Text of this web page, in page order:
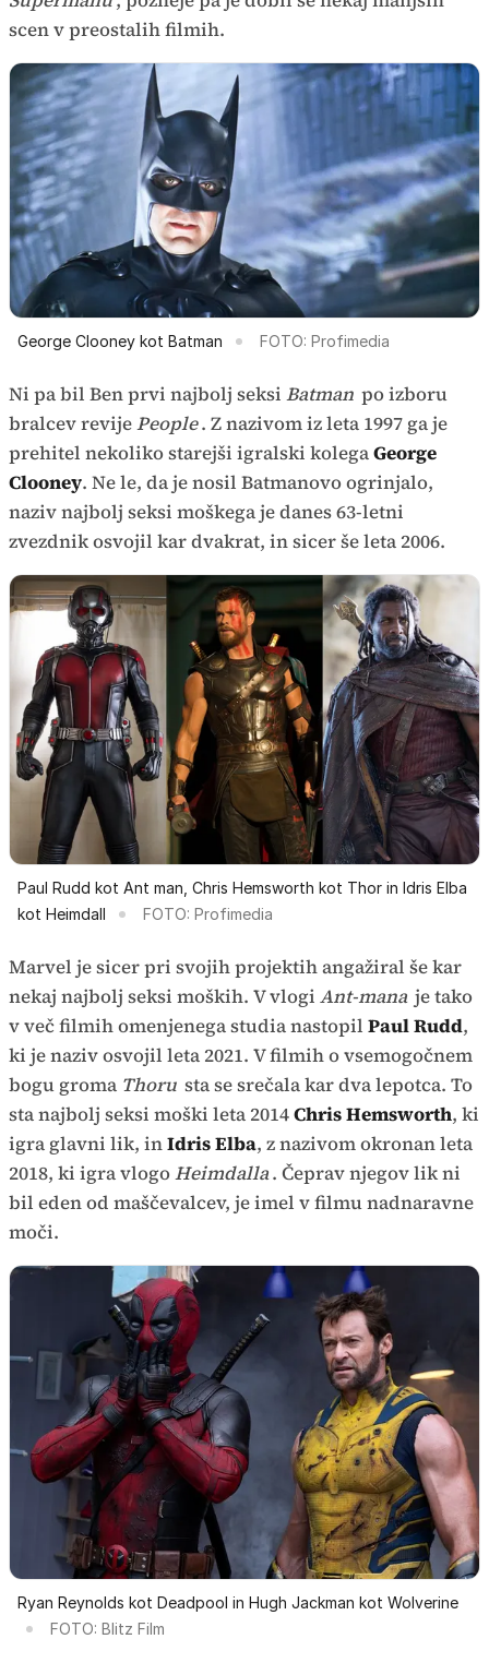
scen v preostalih filmih.
George Clooney kot Batman FOTO: Profimedia
Ni pa bil Ben prvi najbolj seksi Batman po izboru
bralcev revijePeople. Z nazivom iz leta 1997 ga je
prehitel nekoliko starejši igralski kolegaGeorge
Clooney. Ne le, da je nosil Batmanovo ogrinjalo,
naziv najbolj seksi moškega je danes 63-letni
zvezdnik osvojil kar dvakrat, in sicer še leta 2006.
Paul Rudd kot Ant man, Chris Hemsworth kot Thor in Idris Elba
kot Heimdall
FOTO: Profimedia
Marvel je sicer pri svojih projektih angažiral še kar
nekaj najbolj seksi moških. V vlogi Ant-mana je tako
v več filmih omenjenega studia nastopil Paul Rudd,
ki je naziv osvojil leta 2021. V filmih o vsemogočnem
bogu groma Thoru sta se srečala kar dva lepotca. To
sta najbolj seksi moški leta 2014Chris Hemsworth, ki
igra glavni lik, inIdris Elba, z nazivom okronan leta
2018, ki igra vlogoHeimdalla. Čeprav njegov lik ni
bil eden od maščevalcev, je imel v filmu nadnaravne
moči.
Ryan Reynolds kot Deadpool in Hugh Jackman kot Wolverine
FOTO: Blitz Film